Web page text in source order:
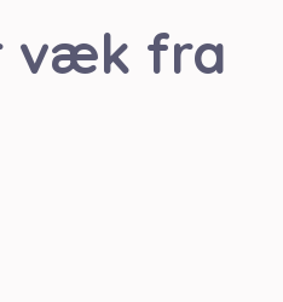
væk fra